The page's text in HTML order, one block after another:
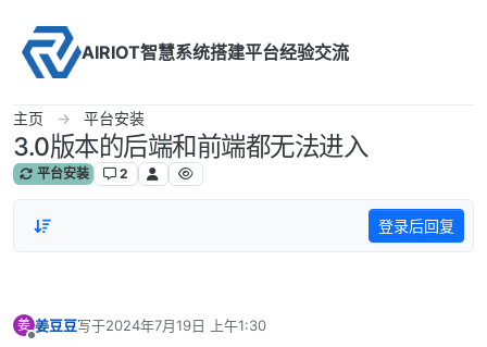
AIRIOT智慧系统搭建平台经验交流
主页 平台安装
3.0版本的后端和前端都无法进入
平台安装 2
登录后回复
姜 姜豆豆写于2024年7月19日 上午1:30
最后由 编辑